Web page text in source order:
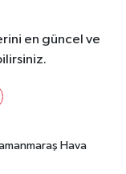
en güncel ve
Hava